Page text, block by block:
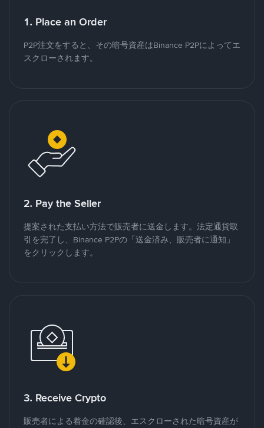
1. Place an Order
P2P注文をすると、その暗号資産はBinance P2Pによってエ
スクローされます。
2. Pay the Seller
提案された支払い方法で販売者に送金します。法定通貨取
引を完了し、Binance P2Pの「送金済み、販売者に通知」
をクリックします。
3. Receive Crypto
販売者による着金の確認後、エスクローされた暗号資産が